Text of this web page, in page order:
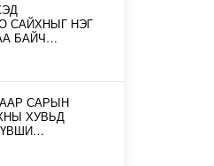
САЙХНЫГ НЭГ
БАЙЧ…
САРЫН
ХУВЬД